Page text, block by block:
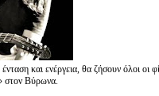
και ενέργεια, θα ζήσουν όλοι
στον Βύρωνα.